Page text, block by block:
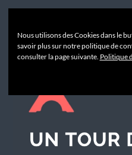
Nous utilisons des Cookies dans le
savoir plus sur notre politique de
consulter la page suivante. Politique